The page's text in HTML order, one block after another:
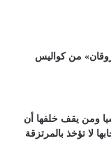
من كواليس
ومن يقف خلفها أن
لا تؤخذ بالمرتزقة